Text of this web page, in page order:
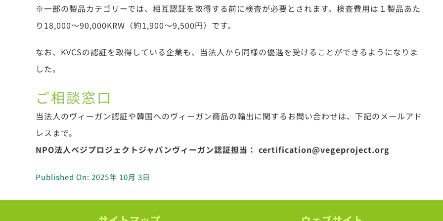
※一部の製品カテゴリーでは、相互認証を取得する前に検査が必要とされます。検査費用は１製品あた
り18,000～90,000KRW（約1,900～9,500円）です。
なお、KVCSの認証を取得している企業も、当法人から同様の優遇を受けることができるようになりま
した。
ご相談窓口
当法人のヴィーガン認証や韓国へのヴィーガン商品の輸出に関するお問い合わせは、下記のメールアド
レスまで。
NPO法人ベジプロジェクトジャパンヴィーガン認証担当： certification@vegeproject.org
Published On: 2025年 10月 3日